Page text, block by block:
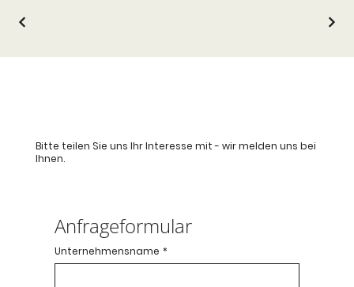
Bitte teilen Sie uns Ihr Interesse mit - wir melden uns bei
Ihnen.
Anfrageformular
Unternehmensname *